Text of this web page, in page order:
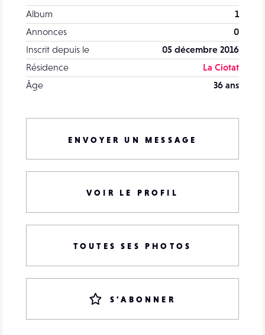
Album
1
Annonces
0
Inscrit depuis le
05 décembre 2016
Résidence
La Ciotat
Âge
36 ans
ENVOYER UN MESSAGE
VOIR LE PROFIL
TOUTES SES PHOTOS
S'ABONNER